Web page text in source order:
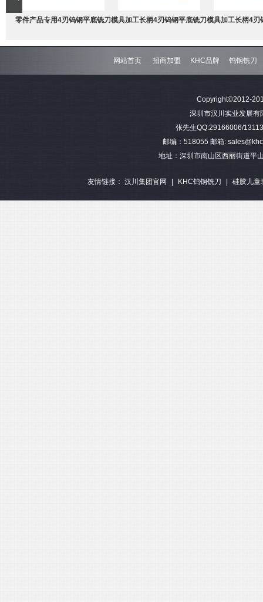
零件产品专用4刃钨钢平底铣刀模具加工长柄4刃钨钢平底铣刀模具加工长柄4刃
钢平底
网站首页 招商加盟 KHC品牌 钨钢铣刀
Copyright©2012-
深圳市汉川实业发展
张先生QQ:29166006/
邮编：518055 邮箱:
地址：深圳市南山区西丽街道平
友情链接： 汉川集团官网 | KHC钨钢铣刀 | 硅胶儿童